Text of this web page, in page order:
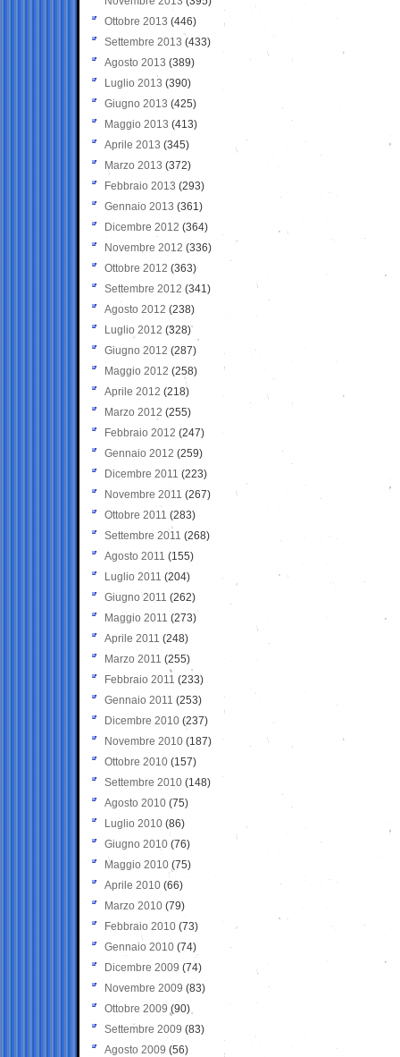
Ottobre 2013 (446)
Settembre 2013 (433)
Agosto 2013 (389)
Luglio 2013 (390)
Giugno 2013 (425)
Maggio 2013 (413)
Aprile 2013 (345)
Marzo 2013 (372)
Febbraio 2013 (293)
Gennaio 2013 (361)
Dicembre 2012 (364)
Novembre 2012 (336)
Ottobre 2012 (363)
Settembre 2012 (341)
Agosto 2012 (238)
Luglio 2012 (328)
Giugno 2012 (287)
Maggio 2012 (258)
Aprile 2012 (218)
Marzo 2012 (255)
Febbraio 2012 (247)
Gennaio 2012 (259)
Dicembre 2011 (223)
Novembre 2011 (267)
Ottobre 2011 (283)
Settembre 2011 (268)
Agosto 2011 (155)
Luglio 2011 (204)
Giugno 2011 (262)
Maggio 2011 (273)
Aprile 2011 (248)
Marzo 2011 (255)
Febbraio 2011 (233)
Gennaio 2011 (253)
Dicembre 2010 (237)
Novembre 2010 (187)
Ottobre 2010 (157)
Settembre 2010 (148)
Agosto 2010 (75)
Luglio 2010 (86)
Giugno 2010 (76)
Maggio 2010 (75)
Aprile 2010 (66)
Marzo 2010 (79)
Febbraio 2010 (73)
Gennaio 2010 (74)
Dicembre 2009 (74)
Novembre 2009 (83)
Ottobre 2009 (90)
Settembre 2009 (83)
Agosto 2009 (56)